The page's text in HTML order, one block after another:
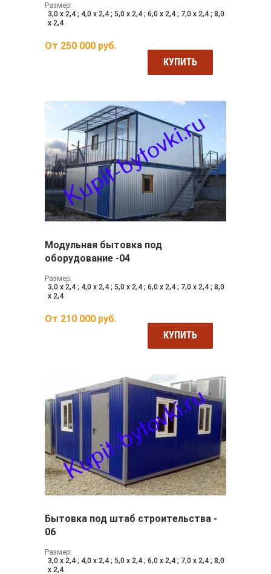
Размер:
3,0 х 2,4 ; 4,0 х 2,4 ; 5,0 х 2,4 ; 6,0 х 2,4 ; 7,0 х 2,4 ; 8,0
х 2,4
От 250 000 руб.
КУПИТЬ
Модульная бытовка под
оборудование -04
Размер:
3,0 х 2,4 ; 4,0 х 2,4 ; 5,0 х 2,4 ; 6,0 х 2,4 ; 7,0 х 2,4 ; 8,0
х 2,4
От 210 000 руб.
КУПИТЬ
Бытовка под штаб строительства -
06
Размер:
3,0 х 2,4 ; 4,0 х 2,4 ; 5,0 х 2,4 ; 6,0 х 2,4 ; 7,0 х 2,4 ; 8,0
х 2,4